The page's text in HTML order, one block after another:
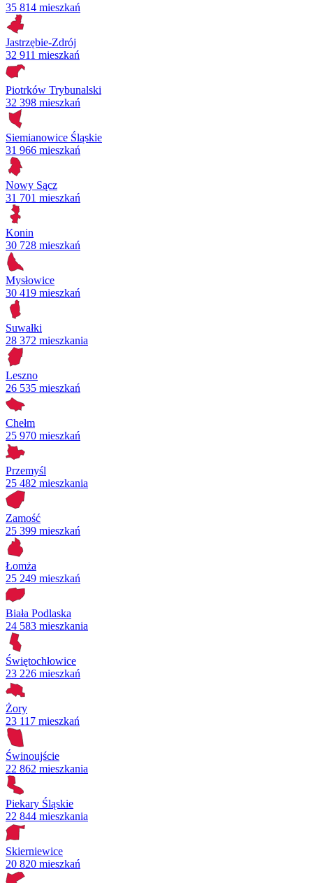
35 814 mieszkań
Jastrzębie-Zdrój
32 911 mieszkań
Piotrków Trybunalski
32 398 mieszkań
Siemianowice Śląskie
31 966 mieszkań
Nowy Sącz
31 701 mieszkań
Konin
30 728 mieszkań
Mysłowice
30 419 mieszkań
Suwałki
28 372 mieszkania
Leszno
26 535 mieszkań
Chełm
25 970 mieszkań
Przemyśl
25 482 mieszkania
Zamość
25 399 mieszkań
Łomża
25 249 mieszkań
Biała Podlaska
24 583 mieszkania
Świętochłowice
23 226 mieszkań
Żory
23 117 mieszkań
Świnoujście
22 862 mieszkania
Piekary Śląskie
22 844 mieszkania
Skierniewice
20 820 mieszkań